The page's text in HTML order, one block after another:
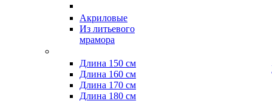
Акриловые
Из литьевого
мрамора
Длина 150 см
Длина 160 см
Длина 170 см
Длина 180 см